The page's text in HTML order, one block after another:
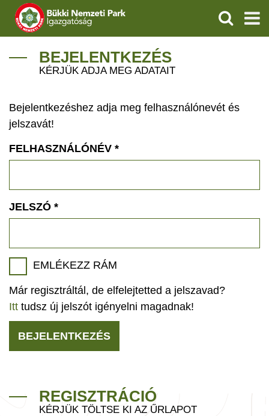
IGAZGATÓSÁG
VÍZVÉDELEM
ÖKOTURIZMUS
GEOPARKOK
KERESÉS
BEJELENTKEZÉS
KÉRJÜK ADJA MEG ADATAIT
Bejelentkezéshez adja meg felhasználónevét és
jelszavát!
FELHASZNÁLÓNÉV *
JELSZÓ *
EMLÉKEZZ RÁM
Már regisztráltál, de elfelejtetted a jelszavad?
Itt tudsz új jelszót igényelni magadnak!
BEJELENTKEZÉS
REGISZTRÁCIÓ
KÉRJÜK TÖLTSE KI AZ ŰRLAPOT